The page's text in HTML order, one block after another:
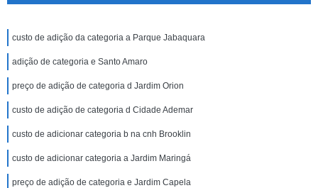
custo de adição da categoria a Parque Jabaquara
adição de categoria e Santo Amaro
preço de adição de categoria d Jardim Orion
custo de adição de categoria d Cidade Ademar
custo de adicionar categoria b na cnh Brooklin
custo de adicionar categoria a Jardim Maringá
preço de adição de categoria e Jardim Capela